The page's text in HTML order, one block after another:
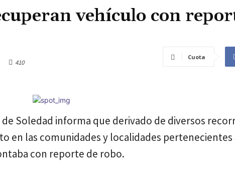
vehículo con
410
Cuota
Soledad informa que derivado de diversos
en las comunidades y localidades pertenecientes
con reporte de robo.